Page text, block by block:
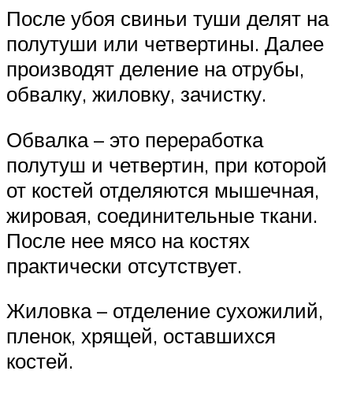
После убоя свиньи туши делят на
полутуши или четвертины. Далее
производят деление на отрубы,
обвалку, жиловку, зачистку.
Обвалка – это переработка
полутуш и четвертин, при которой
от костей отделяются мышечная,
жировая, соединительные ткани.
После нее мясо на костях
практически отсутствует.
Жиловка – отделение сухожилий,
пленок, хрящей, оставшихся
костей.